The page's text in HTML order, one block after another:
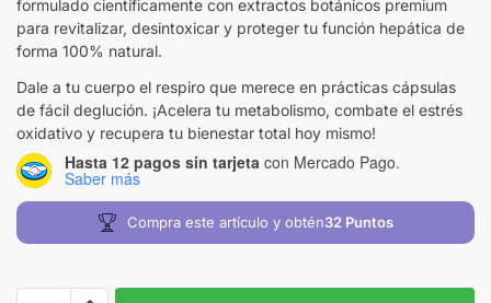
formulado científicamente con extractos botánicos premium
para revitalizar, desintoxicar y proteger tu función hepática de
forma 100% natural.
Dale a tu cuerpo el respiro que merece en prácticas cápsulas
de fácil deglución. ¡Acelera tu metabolismo, combate el estrés
oxidativo y recupera tu bienestar total hoy mismo!
Hasta 12 pagos sin tarjeta con Mercado Pago.
Saber más
Compra este artículo y obtén32 Puntos